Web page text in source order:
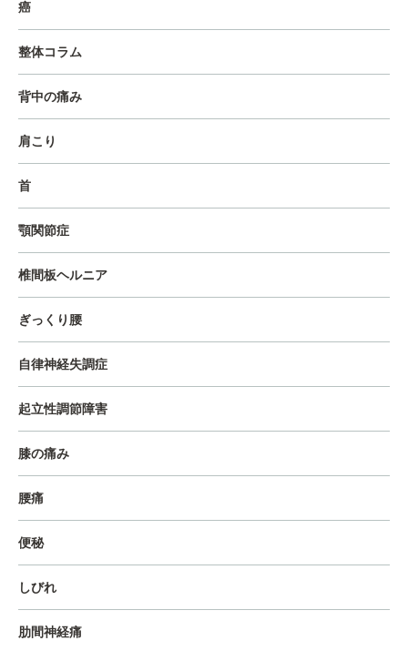
癌
整体コラム
背中の痛み
肩こり
首
顎関節症
椎間板ヘルニア
ぎっくり腰
自律神経失調症
起立性調節障害
膝の痛み
腰痛
便秘
しびれ
肋間神経痛